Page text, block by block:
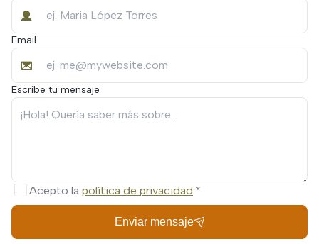
Email
Escribe tu mensaje
Acepto la política de privacidad
Enviar mensaje